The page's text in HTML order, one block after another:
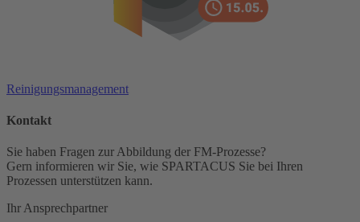
Reinigungsmanagement
Kontakt
Sie haben Fragen zur Abbildung der FM-Prozesse?
Gern informieren wir Sie, wie SPARTACUS Sie bei Ihren
Prozessen unterstützen kann.
Ihr Ansprechpartner